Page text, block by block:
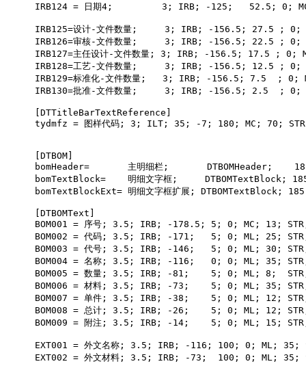
IRB124 = 日期4 ;         3; IRB; -125;   52.5; 0;
IRB125=设计-文件数量 ;     3; IRB; -156.5; 27.5 ; 0;
IRB126=审核-文件数量 ;     3; IRB; -156.5; 22.5 ; 0;
IRB127=主任设计-文件数量 ; 3; IRB; -156.5; 17.5 ; 0;
IRB128=工艺-文件数量 ;     3; IRB; -156.5; 12.5 ; 0;
IRB129=标准化-文件数量 ;   3; IRB; -156.5; 7.5  ; 0;
IRB130=批准-文件数量 ;     3; IRB; -156.5; 2.5  ; 0;
[DTTitleBarTextReference]
tydmfz = 图样代码 ; 3; ILT; 35; -7; 180; MC; 70;
[DTBOM]
bomHeader=       主明细栏 ;       DTBOMHeader;
bomTextBlock=    明细文字框 ;     DTBOMTextBlock;
bomTextBlockExt= 明细文字框扩展 ; DTBOMTextBlock;
[DTBOMText]
BOM001
= 序号 ; 3.5; IRB; -178.5; 5; 0; MC; 13;
BOM002 = 代码 ; 3.5; IRB; -171;   5; 0; ML; 25;
BOM003 = 代号 ; 3.5; IRB; -146;   5; 0; ML; 30;
BOM004 = 名称 ; 3.5; IRB; -116;   0; 0; ML; 35;
BOM005 = 数量 ; 3.5; IRB; -81;    5; 0; ML; 8;  STR;
BOM006 = 材料 ; 3.5; IRB; -73;    5; 0; ML; 35;
BOM007 = 单件 ; 3.5; IRB; -38;    5; 0; ML; 12;
BOM008 = 总计 ; 3.5; IRB; -26;    5; 0; ML; 12;
BOM009 = 附注 ; 3.5; IRB; -14;    5; 0; ML; 15;
EXT001 = 外文名称 ; 3.5; IRB; -116; 100; 0; ML; 35;
EXT002 = 外文材料 ; 3.5; IRB; -73;  100; 0; ML; 35;